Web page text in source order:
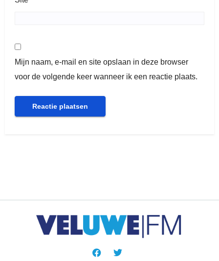
Mijn naam, e-mail en site opslaan in deze browser
voor de volgende keer wanneer ik een reactie plaats.